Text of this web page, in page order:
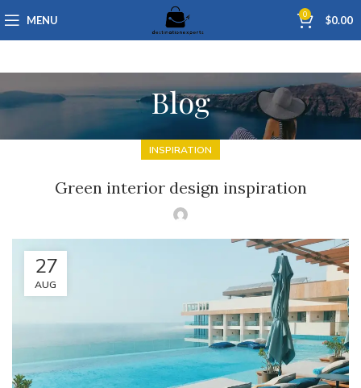
MENU 0 $0.00
Blog
INSPIRATION
Green interior design inspiration
27
AUG